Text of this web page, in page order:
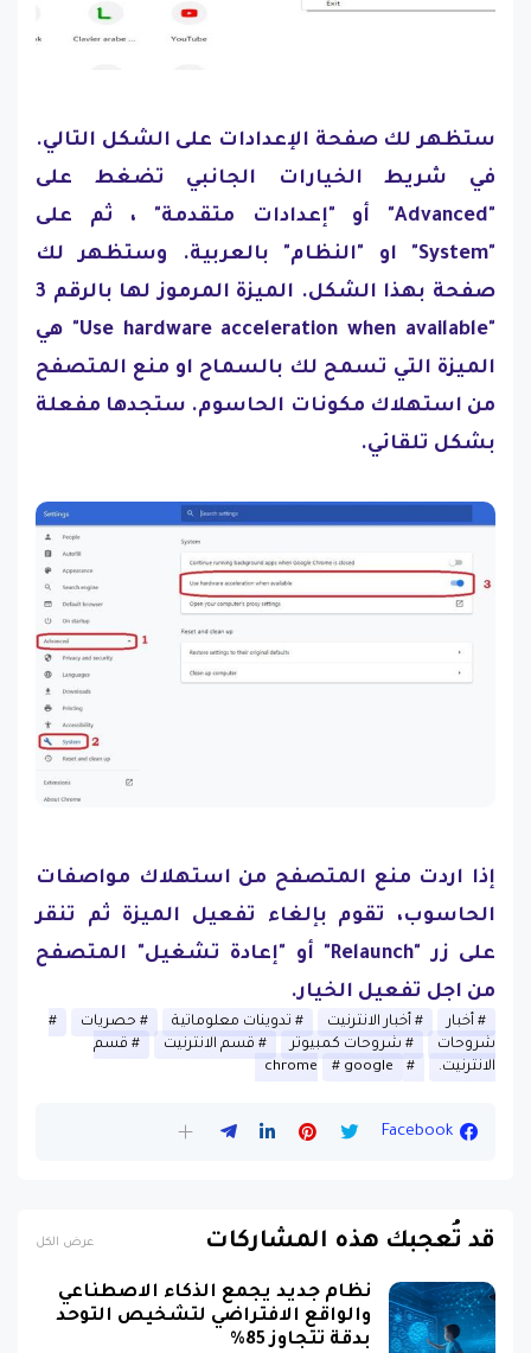
ستظهر لك صفحة الإعدادات على الشكل التالي.
في شريط الخيارات الجانبي تضغط على
"Advanced" أو "إعدادات متقدمة" ، ثم على
"System" او "النظام" بالعربية. وستظهر لك
صفحة بهذا الشكل. الميزة المرموز لها بالرقم 3
"Use hardware acceleration when available" هي
الميزة التي تسمح لك بالسماح او منع المتصفح
من استهلاك مكونات الحاسوم. ستجدها مفعلة
بشكل تلقائي.
إذا اردت منع المتصفح من استهلاك مواصفات
الحاسوب، تقوم بإلغاء تفعيل الميزة ثم تنقر
على زر "Relaunch" أو "إعادة تشغيل" المتصفح
من اجل تفعيل الخيار.
أخبار أخبار الانترنيت تدوينات معلوماتية
حصريات
شروحات
شروحات كمبيوتر قسم الانترنيت
قسم
الانترنيت.
chrome google
Facebook
قد تُعجبك هذه المشاركات عرض الكل
نظام جديد يجمع الذكاء الاصطناعي
والواقع الافتراضي لتشخيص التوحد
بدقة تتجاوز 85%